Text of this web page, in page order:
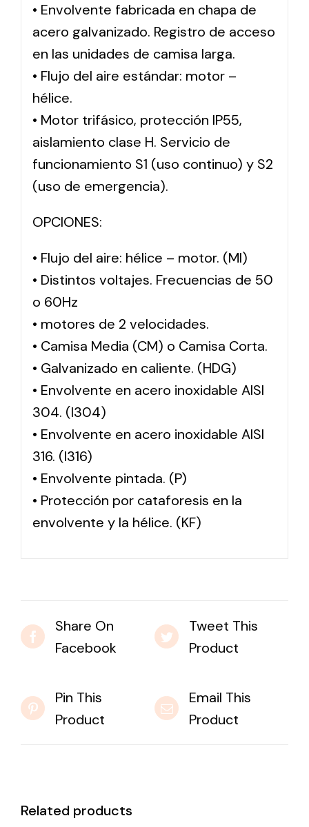
• Envolvente fabricada en chapa de
acero galvanizado. Registro de acceso
en las unidades de camisa larga.
• Flujo del aire estándar: motor –
hélice.
• Motor trifásico, protección IP55,
aislamiento clase H. Servicio de
funcionamiento S1 (uso continuo) y S2
(uso de emergencia).
OPCIONES:
• Flujo del aire: hélice – motor. (MI)
• Distintos voltajes. Frecuencias de 50
o 60Hz
• motores de 2 velocidades.
• Camisa Media (CM) o Camisa Corta.
• Galvanizado en caliente. (HDG)
• Envolvente en acero inoxidable AISI
304. (I304)
• Envolvente en acero inoxidable AISI
316. (I316)
• Envolvente pintada. (P)
• Protección por cataforesis en la
envolvente y la hélice. (KF)
Share On
Facebook
Tweet This
Product
Pin This
Product
Email This
Product
Related products